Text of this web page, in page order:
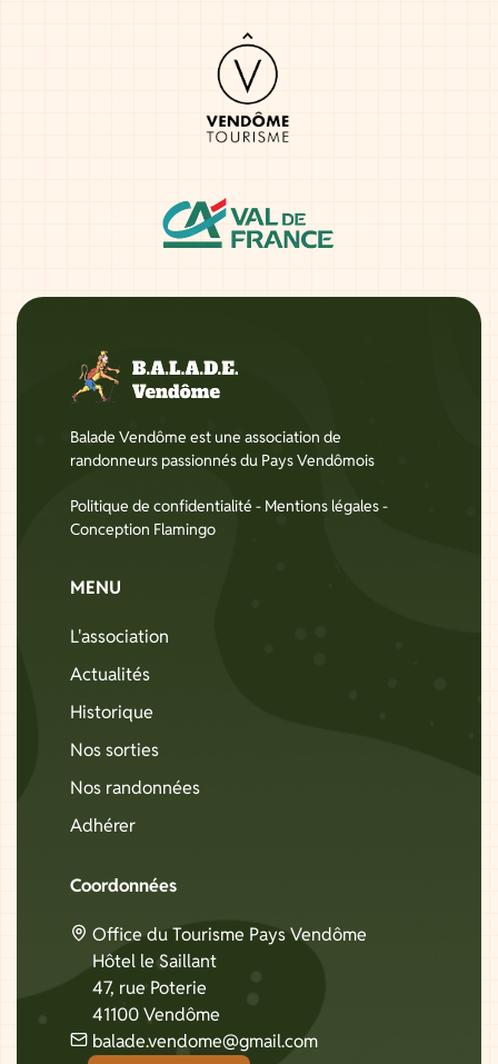
Balade Vendôme est une association de
randonneurs passionnés du Pays Vendômois
Politique de confidentialité - Mentions légales-
Conception Flamingo
MENU
L'association
Actualités
Historique
Nos sorties
Nos randonnées
Adhérer
Coordonnées
Office du Tourisme Pays Vendôme
Hôtel le Saillant
47, rue Poterie
41100 Vendôme
balade.vendome@gmail.com